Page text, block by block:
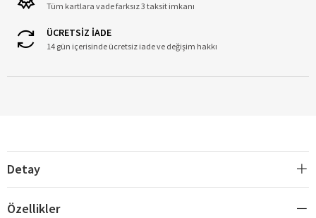
Tüm kartlara vade farksız 3 taksit imkanı
ÜCRETSİZ İADE
14 gün içerisinde ücretsiz iade ve değişim hakkı
Detay
Özellikler